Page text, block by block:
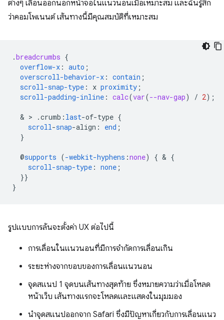
ต่างๆ เลื่อนออกนอกหน้าจอในแนวนอนเมื่อเหมาะสม และฉันรู้สึก
ว่าคอมโพเนนต์ เส้นทางนี้มีคุณสมบัติที่เหมาะสม
.breadcrumbs {
overflow-x : auto ;
overscroll-behavior-x : contain ;
scroll-snap-type : x proximity ;
scroll-padding-inline : calc(var(--nav-gap) / 2);
  & >
.crumb : last-of-type {
scroll-snap-align : end ;
}
@supports (-webkit-hyphens :none) { & {
scroll-snap-type : none ;
}}
}
รูปแบบการล้นจะตั้งค่า UX ต่อไปนี้
การเลื่อนในแนวนอนที่มีการจำกัดการเลื่อนเกิน
ระยะห่างจากขอบของการเลื่อนแนวนอน
จุดสแนป 1 จุดบนเส้นทางสุดท้าย ซึ่งหมายความว่าเมื่อโหลด
หน้าเว็บ เส้นทางแรกจะโหลดและแสดงในมุมมอง
นำจุดสแนปออกจาก Safari ซึ่งมีปัญหาเกี่ยวกับการเลื่อนแนว